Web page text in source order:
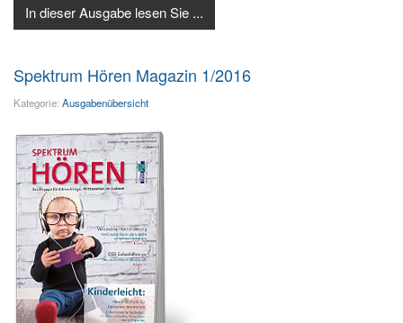
In dieser Ausgabe lesen Sie ...
Spektrum Hören Magazin 1/2016
Kategorie: Ausgabenübersicht